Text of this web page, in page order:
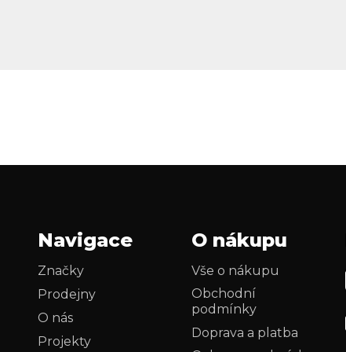
Navigace
Značky
Prodejny
O nás
Projekty
O nákupu
Vše o nákupu
Obchodní
podmínky
Doprava a platba